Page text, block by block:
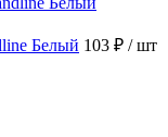
Белый 103 ₽ / шт